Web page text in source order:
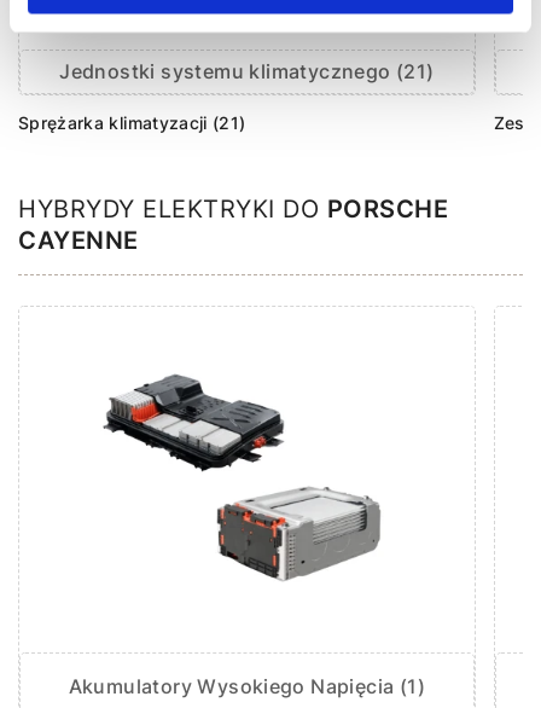
Jednostki systemu klimatycznego (21)
Sprężarka klimatyzacji (21)
HYBRYDY ELEKTRYKI DO PORSCHE
CAYENNE
Akumulatory Wysokiego Napięcia (1)